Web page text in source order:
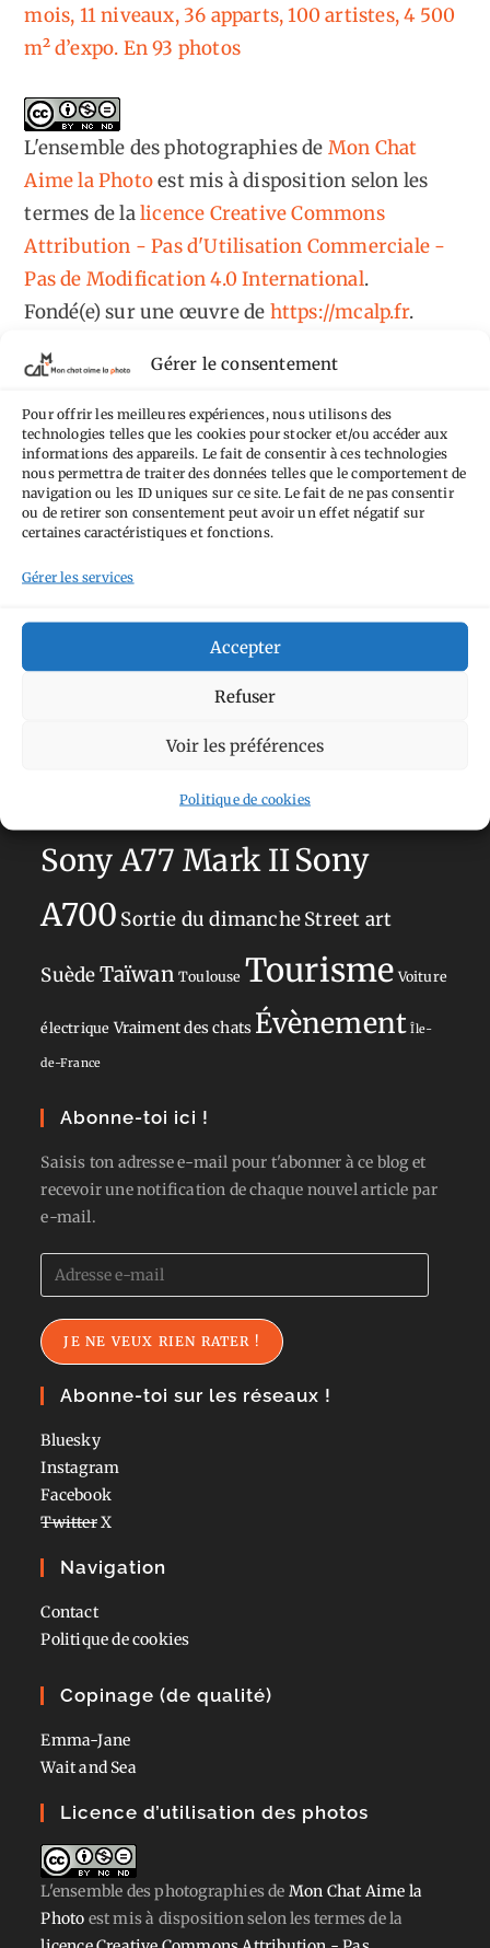
Gérer le consentement
Pour offrir les meilleures expériences, nous utilisons des
technologies telles que les cookies pour stocker et/ou accéder aux
informations des appareils. Le fait de consentir à ces technologies
nous permettra de traiter des données telles que le comportement de
navigation ou les ID uniques sur ce site. Le fait de ne pas consentir
ou de retirer son consentement peut avoir un effet négatif sur
certaines caractéristiques et fonctions.
Gérer les services
Accepter
Refuser
Voir les préférences
Politique de cookies
mois, 11 niveaux, 36 apparts, 100 artistes, 4 500
m² d’expo. En 93 photos
L'ensemble des photographiesde Mon Chat
Aime la Photoest mis à disposition selon les
termes de lalicence Creative Commons
Attribution - Pas d'Utilisation Commerciale -
Pas de Modification 4.0 International.
Fondé(e) sur une œuvre de https://mcalp.fr.
Tags
Ailleurs Aimez-vous bordelAllemagne Andorre
Hébergement Japon
du patrimoineLa DéfenseNormandieNorvège
Sans adresse
Sony A77 Mark IISony
A700 Sortie du dimancheStreet art
SuèdeTaïwan Toulouse Tourisme Voiture
électrique Vraiment des chats Évènement Île-
de-France
Abonne-toi ici !
Saisis ton adresse e-mail pour t'abonner à ce blog et
recevoir une notification de chaque nouvel article par
e-mail.
Adresse
e-
mail
JE NE VEUX RIEN RATER !
Abonne-toi sur les réseaux !
Bluesky
Instagram
Facebook
TwitterX
Navigation
Contact
Politique de cookies
Copinage (de qualité)
Emma-Jane
Wait and Sea
Licence d’utilisation des photos
L'ensemble des photographiesde Mon Chat Aime la
Photo est mis à disposition selon les termes de la